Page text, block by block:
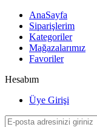
AnaSayfa
Siparişlerim
Kategoriler
Mağazalarımız
Favoriler
Hesabım
Üye Girişi